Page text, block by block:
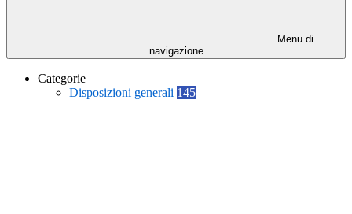
Menu di
navigazione
Categorie
Disposizioni generali 145